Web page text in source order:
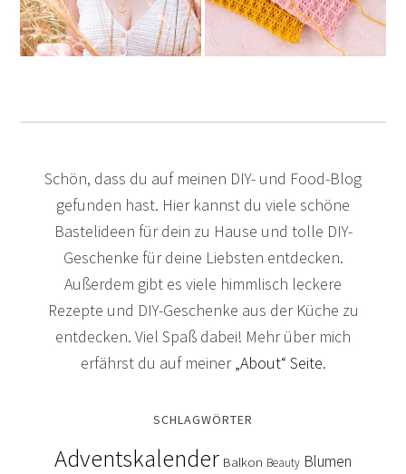
Schön, dass du auf meinen DIY- und Food-Blog
gefunden hast. Hier kannst du viele schöne
Bastelideen für dein zu Hause und tolle DIY-
Geschenke für deine Liebsten entdecken.
Außerdem gibt es viele himmlisch leckere
Rezepte und DIY-Geschenke aus der Küche zu
entdecken. Viel Spaß dabei! Mehr über mich
erfährst du auf meiner„About“ Seite.
SCHLAGWÖRTER
Adventskalender Balkon Beauty Blumen